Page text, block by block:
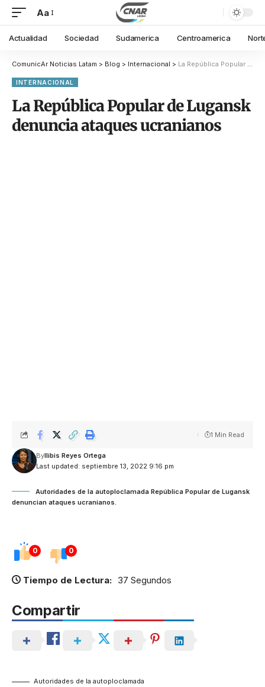
Aa
Actualidad Sociedad Sudamerica Centroamerica
ComunicAr Noticias Latam > Blog > Internacional > La República Popular de Lugansk denuncia ataques ucranianos
INTERNACIONAL
La República Popular de Lugansk
denuncia ataques ucranianos
Last updated: septiembre 13, 2022 9:16 pm
ByIlibis Reyes Ortega
1 Min Read
Autoridades de la autoploclamada República Popular de Lugansk
denuncian ataques ucranianos.
0 0
Tiempo de Lectura: 37 Segundos
Compartir
Autoridades de la autoploclamada